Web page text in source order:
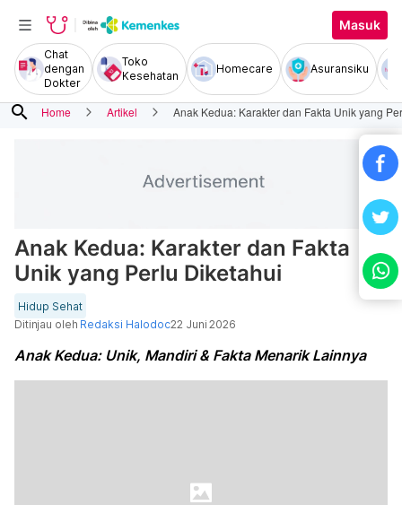
Masuk
Chat
dengan
Dokter
Toko
Kesehatan
Homecare Asuransiku
search Home Artikel Anak Kedua: Karakter dan Fakta Unik yang
Anak Kedua: Karakter dan Fakta
Unik yang Perlu Diketahui
Hidup Sehat
Ditinjau oleh Redaksi Halodoc22 Juni 2026
Anak Kedua: Unik, Mandiri & Fakta Menarik Lainnya